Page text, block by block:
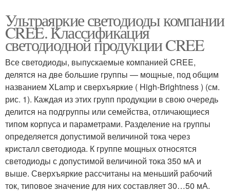
Ультраяркие светодиоды компании
CREE. Классификация
светодиодной продукции CREE
Все светодиоды, выпускаемые компанией CREE,
делятся на две большие группы — мощные, под общим
названием XLamp и сверхъяркие ( High-Brightness ) (см.
рис. 1). Каждая из этих групп продукции в свою очередь
делится на подгруппы или семейства, отличающиеся
типом корпуса и параметрами. Разделение на группы
определяется допустимой величиной тока через
кристалл светодиода. К группе мощных относятся
светодиоды с допустимой величиной тока 350 мА и
выше. Сверхъяркие рассчитаны на меньший рабочий
ток, типовое значение для них составляет 30…50 мА.